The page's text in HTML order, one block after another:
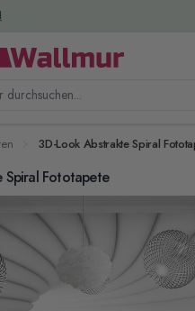
durchsuchen...
3D-Look Abstrakte Spiral
Spiral Fototapete